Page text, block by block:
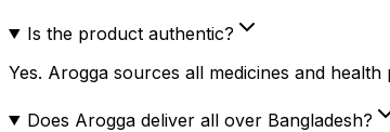
Is the product authentic?
Yes. Arogga sources all medicines and
Does Arogga deliver all over Bangladesh?